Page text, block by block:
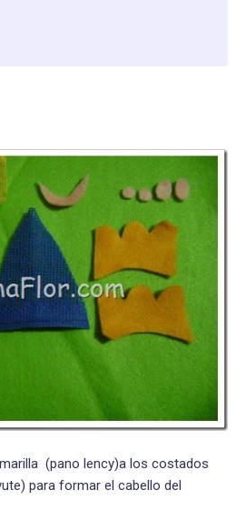
(pano lency)a los costados
para formar el cabello del